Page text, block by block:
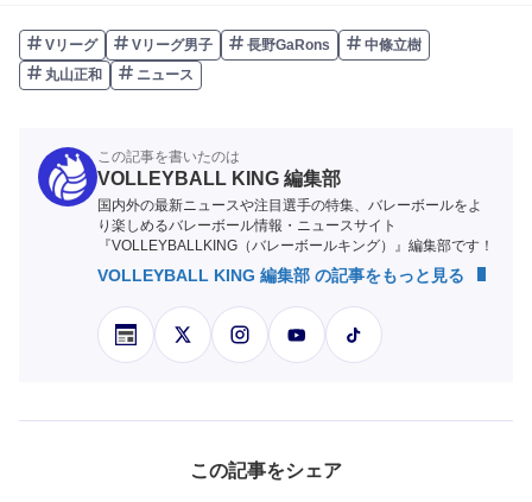
Vリーグ Vリーグ男子 長野GaRons
中條立樹
丸山正和
ニュース
この記事を書いたのは
VOLLEYBALL KING 編集部
国内外の最新ニュースや注目選手の特集、バレーボールをよ
り楽しめるバレーボール情報・ニュースサイト
『VOLLEYBALLKING（バレーボールキング）』編集部です！
VOLLEYBALL KING 編集部 の記事をもっと見る
この記事をシェア